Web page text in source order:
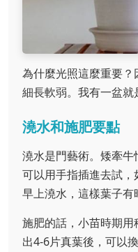
為什麼光照這麼重要
細長軟弱。我有一盆就
澆水和施肥要點
澆水是門藝術。矮牽
可以用手指插進去試
早上澆水，這樣葉子有
施肥的話，小苗時期
出4-6片真葉後，可以